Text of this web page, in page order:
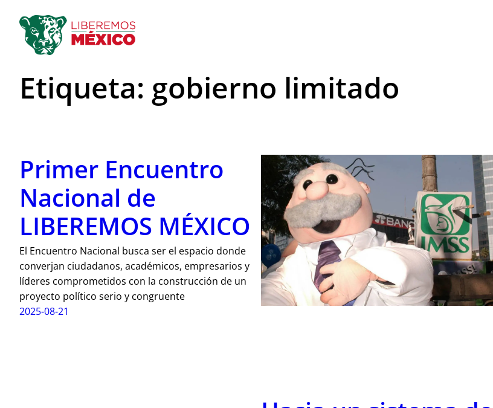
contenido
Etiqueta: gobierno limitado
Primer Encuentro
Nacional de
LIBEREMOS MÉXICO
El Encuentro Nacional busca ser el espacio donde
converjan ciudadanos, académicos, empresarios y
líderes comprometidos con la construcción de un
proyecto político serio y congruente
2025-08-21